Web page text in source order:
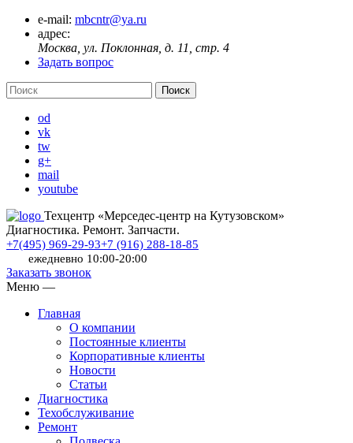
e-mail: mbcntr@ya.ru
адрес:
Москва, ул. Поклонная, д. 11, стр. 4
Задать вопрос
od
vk
tw
g+
mail
youtube
Техцентр «Мерседес-центр на Кутузовском»
Диагностика. Ремонт. Запчасти.
+7(495) 969-29-93+7 (916) 288-18-85
ежедневно 10:00-20:00
Заказать звонок
Меню —
Главная
О компании
Постоянные клиенты
Корпоративные клиенты
Новости
Статьи
Диагностика
Техобслуживание
Ремонт